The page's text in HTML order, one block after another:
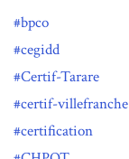
bpco
cegidd
Certif-Tarare
certif-villefranche
certification